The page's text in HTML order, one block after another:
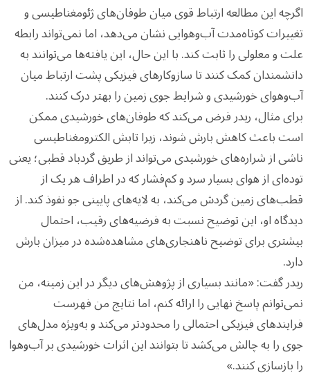
اگرچه این مطالعه ارتباط قوی میان طوفان‌های ژئومغناطیسی و
تغییرات کوتاه‌مدت آب‌وهوایی نشان می‌دهد، اما نمی‌تواند رابطه
علت و معلولی را ثابت کند. با این حال، این یافته‌ها می‌توانند به
دانشمندان کمک کنند تا سازوکارهای فیزیکی پشت ارتباط میان
آب‌وهوای خورشیدی و شرایط جوی زمین را بهتر درک کنند.
برای مثال، ریدر فرض می‌کند که طوفان‌های خورشیدی ممکن
است باعث کاهش بارش شوند، زیرا تابش الکترومغناطیسی
ناشی از شراره‌های خورشیدی می‌تواند از طریق گردباد قطبی؛ یعنی
توده‌ای از هوای بسیار سرد و کم‌فشار که در اطراف هر یک از
قطب‌های زمین گردش می‌کند، به لایه‌های پایینی جو نفوذ کند. از
دیدگاه او، این توضیح نسبت به فرضیه‌های رقیب، احتمال
بیشتری برای توضیح ناهنجاری‌های مشاهده‌شده در میزان بارش
دارد.
ریدر گفت: «مانند بسیاری از پژوهش‌های دیگر در این زمینه، من
نمی‌توانم پاسخ نهایی را ارائه کنم، اما نتایج من فهرست
فرایندهای فیزیکی احتمالی را محدودتر می‌کند و به‌ویژه مدل‌های
جوی را به چالش می‌کشد تا بتوانند این اثرات خورشیدی بر آب‌وهوا
را بازسازی کنند.»